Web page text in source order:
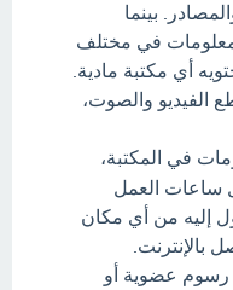
بينما
في مختلف
أي مكتبة مادية.
الفيديو والصوت،
في المكتبة،
ساعات العمل
إليه من أي مكان
رسوم عضوية أو